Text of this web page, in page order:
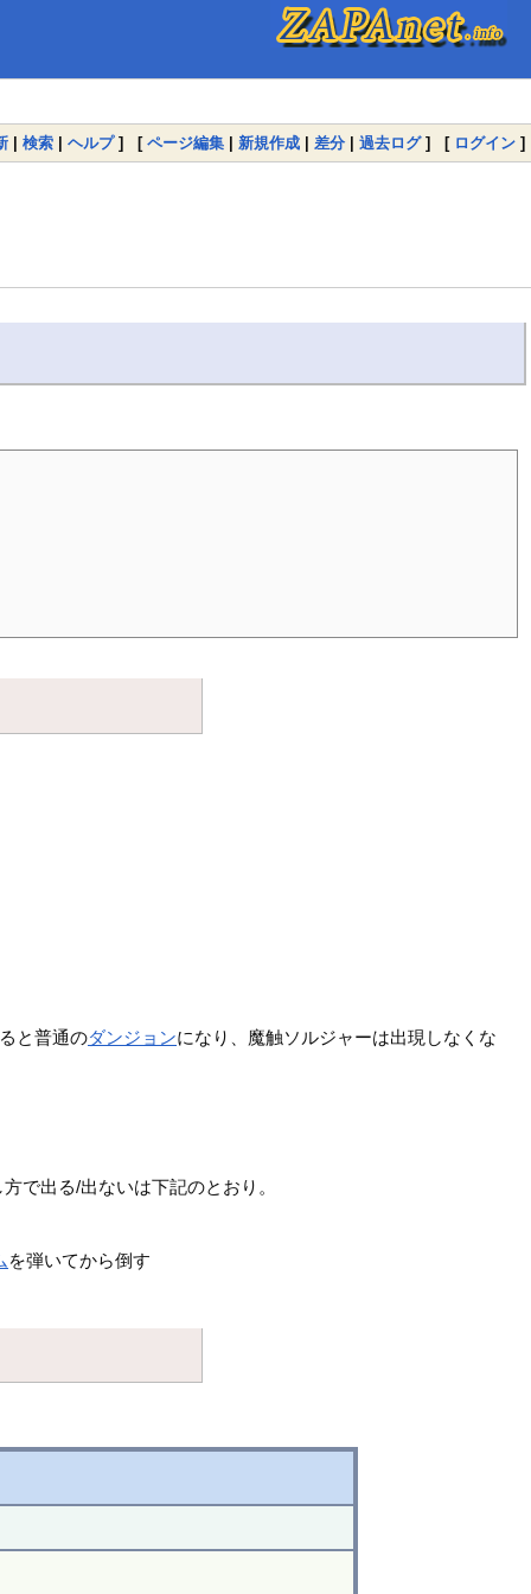
| 検索 | ヘルプ] [ ページ編集 | 新規作成 | 差分 | 過去ログ] [ ログイン ]
と普通のダンジョンになり、魔触ソルジャーは出現しなくな
で出る/出ないは下記のとおり。
を弾いてから倒す